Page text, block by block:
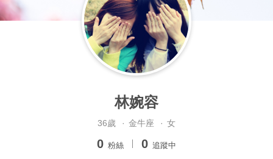
林婉容
36歲 · 金牛座 · 女
0 粉絲 0 追蹤中